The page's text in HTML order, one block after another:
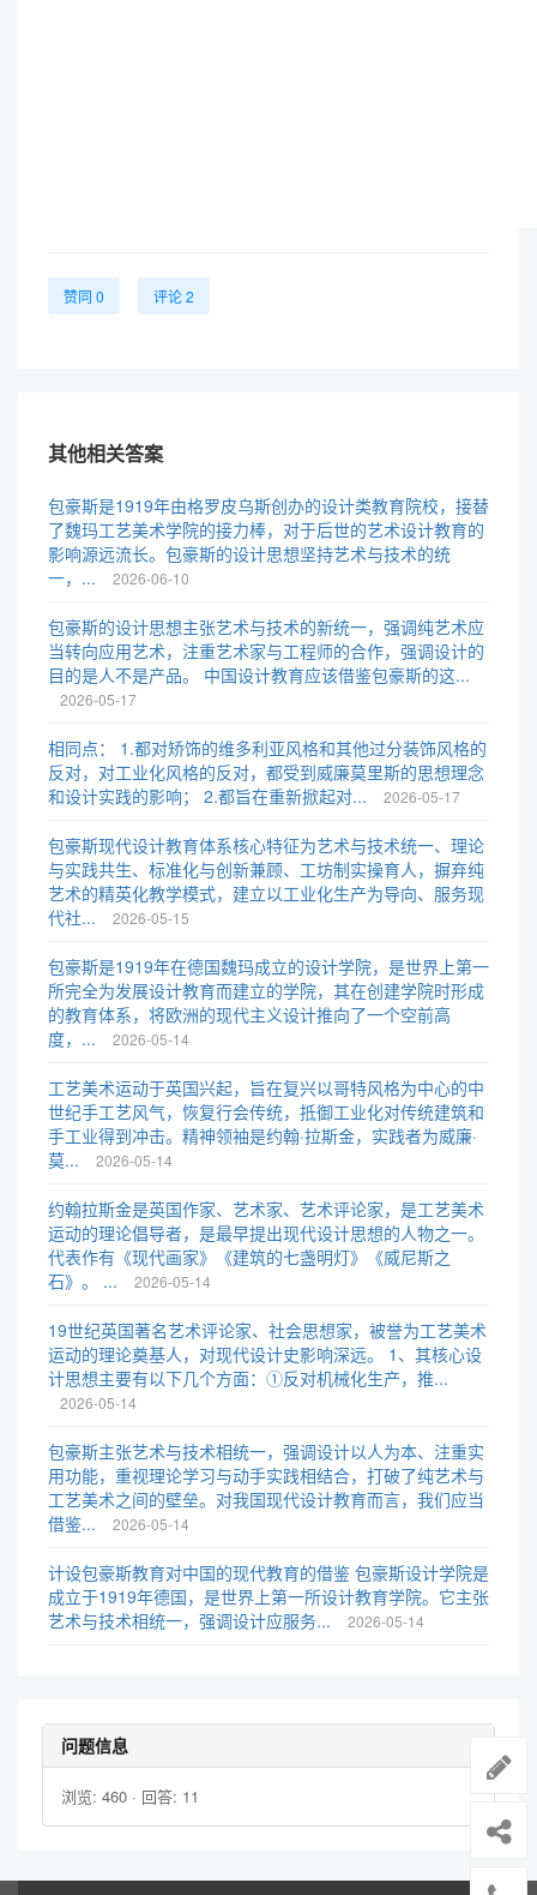
赞同 0 评论 2
其他相关答案
包豪斯是1919年由格罗皮乌斯创办的设计类教育院校，接替
了魏玛工艺美术学院的接力棒，对于后世的艺术设计教育的
影响源远流长。包豪斯的设计思想坚持艺术与技术的统
一，...
2026-06-10
包豪斯的设计思想主张艺术与技术的新统一，强调纯艺术应
当转向应用艺术，注重艺术家与工程师的合作，强调设计的
目的是人不是产品。 中国设计教育应该借鉴包豪斯的这...
2026-05-17
相同点： 1.都对矫饰的维多利亚风格和其他过分装饰风格的
反对，对工业化风格的反对，都受到威廉莫里斯的思想理念
和设计实践的影响； 2.都旨在重新掀起对...
2026-05-17
包豪斯现代设计教育体系核心特征为艺术与技术统一、理论
与实践共生、标准化与创新兼顾、工坊制实操育人，摒弃纯
艺术的精英化教学模式，建立以工业化生产为导向、服务现
代社...
2026-05-15
包豪斯是1919年在德国魏玛成立的设计学院，是世界上第一
所完全为发展设计教育而建立的学院，其在创建学院时形成
的教育体系，将欧洲的现代主义设计推向了一个空前高
度，...
2026-05-14
工艺美术运动于英国兴起，旨在复兴以哥特风格为中心的中
世纪手工艺风气，恢复行会传统，抵御工业化对传统建筑和
手工业得到冲击。精神领袖是约翰·拉斯金，实践者为威廉·
莫...
2026-05-14
约翰拉斯金是英国作家、艺术家、艺术评论家，是工艺美术
运动的理论倡导者，是最早提出现代设计思想的人物之一。
代表作有《现代画家》《建筑的七盏明灯》《威尼斯之
石》。 ...
2026-05-14
19世纪英国著名艺术评论家、社会思想家，被誉为工艺美术
运动的理论奠基人，对现代设计史影响深远。 1、其核心设
计思想主要有以下几个方面：①反对机械化生产，推...
2026-05-14
包豪斯主张艺术与技术相统一，强调设计以人为本、注重实
用功能，重视理论学习与动手实践相结合，打破了纯艺术与
工艺美术之间的壁垒。对我国现代设计教育而言，我们应当
借鉴...
2026-05-14
计设包豪斯教育对中国的现代教育的借鉴 包豪斯设计学院是
成立于1919年德国，是世界上第一所设计教育学院。它主张
艺术与技术相统一，强调设计应服务...
2026-05-14
问题信息
浏览: 460 · 回答: 11